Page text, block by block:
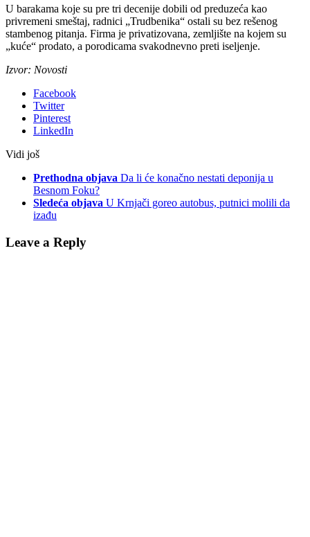
U barakama koje su pre tri decenije dobili od preduzeća kao
privremeni smeštaj, radnici „Trudbenika“ ostali su bez rešenog
stambenog pitanja. Firma je privatizovana, zemljište na kojem su
„kuće“ prodato, a porodicama svakodnevno preti iseljenje.
Izvor: Novosti
Facebook
Twitter
Pinterest
LinkedIn
Vidi još
Prethodna objava Da li će konačno nestati deponija u
Besnom Foku?
Sledeća objava U Krnjači goreo autobus, putnici molili da
izađu
Leave a Reply